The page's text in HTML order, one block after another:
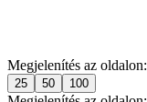
Megjelenítés az oldalon:
25 50 100